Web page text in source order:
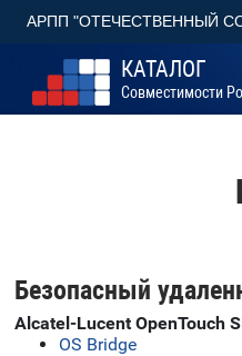
АРПП "ОТЕЧЕСТВЕННЫЙ
КАТАЛОГ
Совместимости
Безопасный
Alcatel-Lucent OpenTouch
OS Bridge